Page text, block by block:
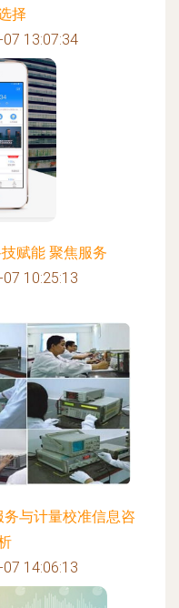
择
13:07:34
赋能 聚焦服务
10:25:13
与计量校准信息咨
14:06:13